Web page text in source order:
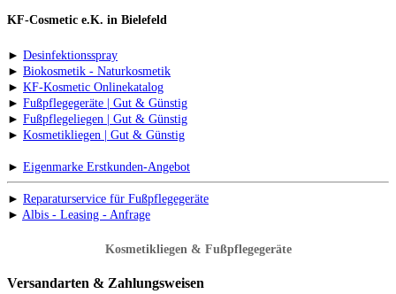
KF-Cosmetic e.K. in Bielefeld
► Desinfektionsspray
► Biokosmetik - Naturkosmetik
► KF-Kosmetic Onlinekatalog
► Fußpflegegeräte | Gut & Günstig
► Fußpflegeliegen | Gut & Günstig
► Kosmetikliegen | Gut & Günstig
► Eigenmarke Erstkunden-Angebot
► Reparaturservice für Fußpflegegeräte
► Albis - Leasing - Anfrage
Kosmetikliegen & Fußpflegegeräte
Versandarten & Zahlungsweisen